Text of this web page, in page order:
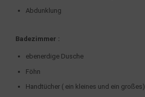
Abdunklung
Badezimmer :
ebenerdige Dusche
Föhn
Handtücher ( ein kleines und ein großes)